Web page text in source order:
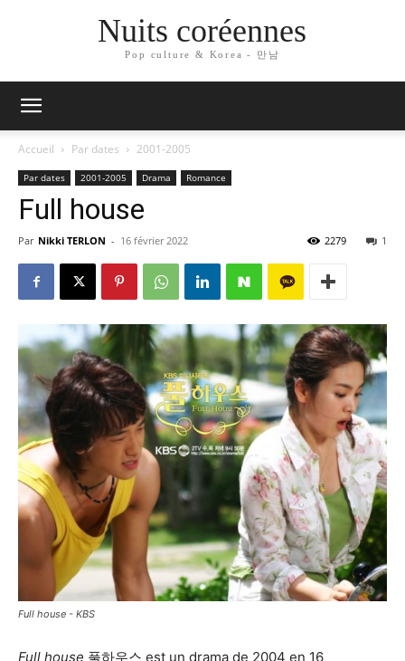
Nuits coréennes
Pop culture & Korea - 만남
Accueil Par dates 2001-2005
Par dates 2001-2005 Drama Romance
Full house
Par Nikki TERLON - 16 février 2022 1
2279
Full house - KBS
Full house 풀하우스 est un drama de 2004 en 16